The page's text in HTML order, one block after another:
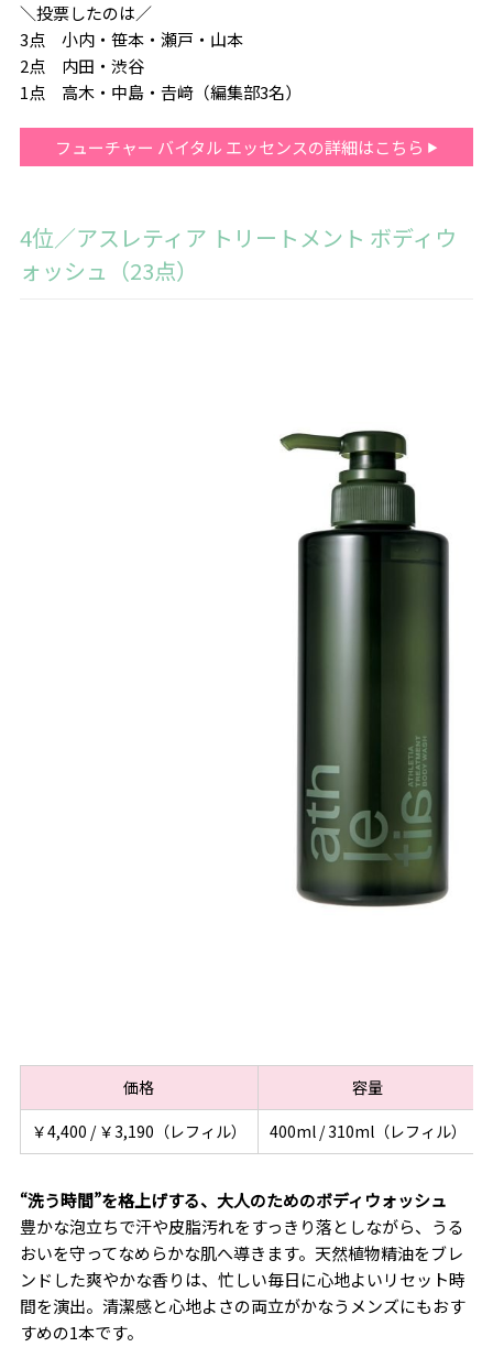
＼投票したのは／
3点 小内・笹本・瀬戸・山本
2点 内田・渋谷
1点 高木・中島・𠮷﨑（編集部3名）
フューチャー バイタル エッセンスの詳細はこちら
4位／アスレティア トリートメント ボディウ
ォッシュ（23点）
価格
容量
￥4,400 / ￥3,190（レフィル）
400ml / 310ml（レフィル）
“洗う時間”を格上げする、大人のためのボディウォッシュ
豊かな泡立ちで汗や皮脂汚れをすっきり落としながら、うる
おいを守ってなめらかな肌へ導きます。天然植物精油をブレ
ンドした爽やかな香りは、忙しい毎日に心地よいリセット時
間を演出。清潔感と心地よさの両立がかなうメンズにもおす
すめの1本です。